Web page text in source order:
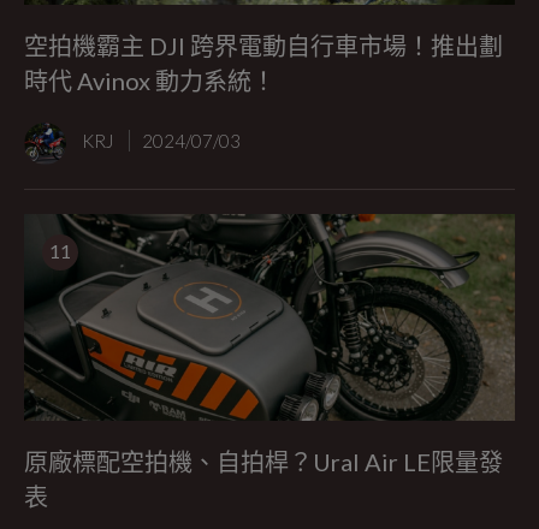
空拍機霸主 DJI 跨界電動自行車市場！推出劃
時代 Avinox 動力系統！
KRJ 2024/07/03
11
原廠標配空拍機、自拍桿？Ural Air LE限量發
表